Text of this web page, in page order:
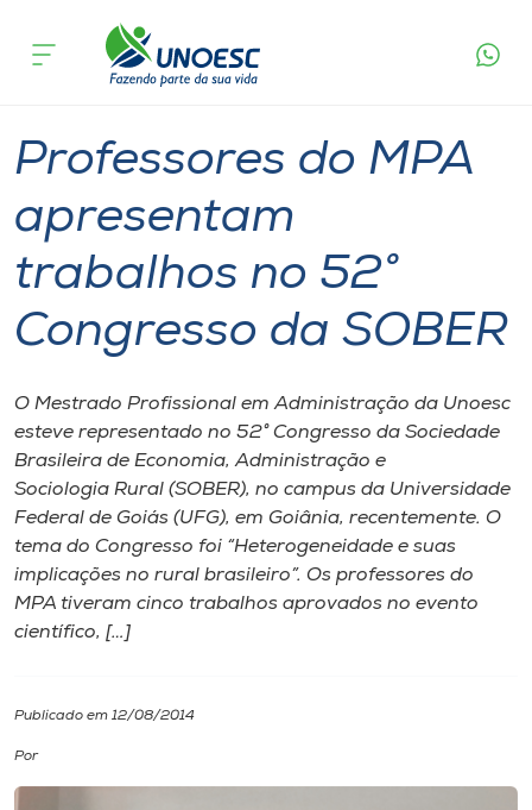
Cursos
Atendimento ao Estudante
Portal de Ensino
A
Internacionalização
I.nova
Cultura
CPA
acontece
Professores do MPA
apresentam
trabalhos no 52°
Congresso da SOBER
O Mestrado Profissional em Administração da Unoesc
esteve representado no 52° Congresso da Sociedade
Brasileira de Economia, Administração e
Sociologia Rural (SOBER), no campus da Universidade
Federal de Goiás (UFG), em Goiânia, recentemente. O
tema do Congresso foi “Heterogeneidade e suas
implicações no rural brasileiro”. Os professores do
MPA tiveram cinco trabalhos aprovados no evento
científico, […]
Publicado em 12/08/2014
Por